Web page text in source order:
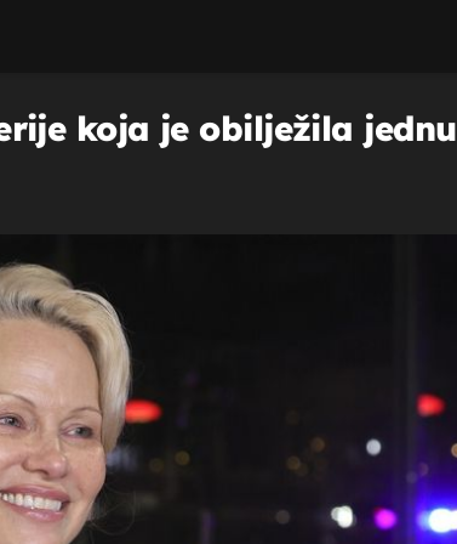
koja je obilježila jednu